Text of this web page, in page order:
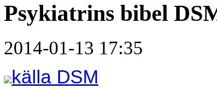
Psykiatrins bibel
2014-01-13 17:35
källa DSM